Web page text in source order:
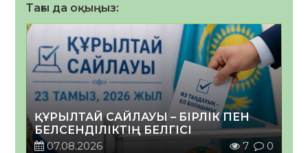
Тағы да оқыңыз:
ҚҰРЫЛТАЙ САЙЛАУЫ – БІРЛІК ПЕН
БЕЛСЕНДІЛІКТІҢ БЕЛГІСІ
07.08.2026
7 0